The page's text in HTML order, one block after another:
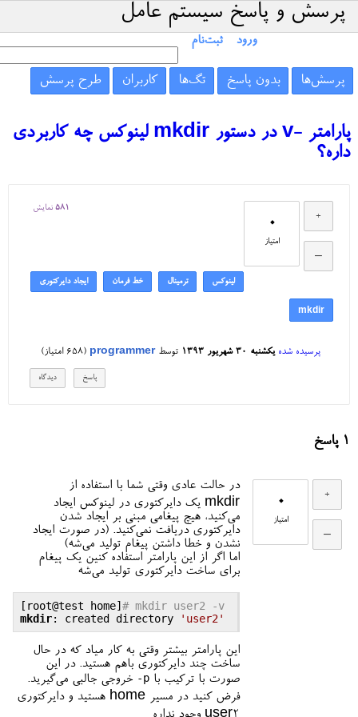
پرسش و پاسخ سیستم عامل
ورود ثبت‌نام
پرسش‌ها بدون پاسخ تگ‌ها کاربران طرح پرسش
پارامتر -v در دستور mkdir لینوکس چه کاربردی
داره؟
0
امتیاز
581 نمایش
لینوکس ترمینال خط فرمان ایجاد دایرکتوری
mkdir
پرسیده شده یکشنبه ۳۰ شهریور ۱۳۹۳ توسطprogrammer
(
658 امتیاز)
1 پاسخ
0
امتیاز
در حالت عادی وقتی شما با استفاده از
mkdir یک دایرکتوری در لینوکس ایجاد
می‌کنید، هیچ پیغامی مبنی بر ایجاد شدن
دایرکتوری دریافت نمی‌کنید. (در صورت ایجاد
نشدن و خطا داشتن پیغام تولید می‌شه)
اما اگر از این پارامتر استفاده کنین یک پیغام
برای ساخت دایرکتوری تولید می‌شه
[root@test home] # mkdir user2 -v
mkdir: created directory 'user2'
این پارامتر بیشتر وقتی به کار میاد که در حال
ساخت چند دایرکتوری باهم هستید. در این
صورت با ترکیب با -p خروجی جالبی می‌گیرید.
فرض کنید در مسیر home هستید و دایرکتوری